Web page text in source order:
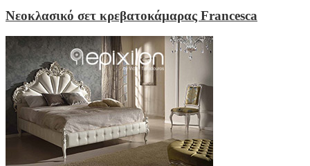
Νεοκλασικό σετ κρεβατοκάμαρας Francesca